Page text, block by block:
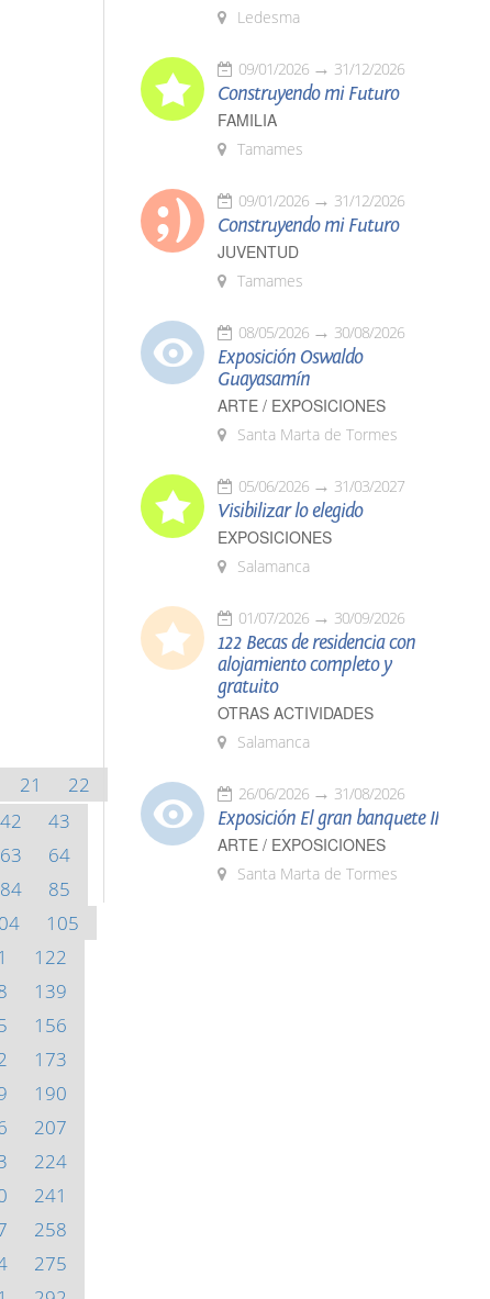
21
22
42
43
63
64
84
85
105
122
139
156
173
190
207
224
241
258
275
Ledesma
09/01/2026 31/12/2026
Construyendo mi Futuro
FAMILIA
Tamames
09/01/2026 31/12/2026
Construyendo mi Futuro
JUVENTUD
Tamames
08/05/2026 30/08/2026
Exposición Oswaldo
Guayasamín
ARTE / EXPOSICIONES
Santa Marta de Tormes
05/06/2026 31/03/2027
Visibilizar lo elegido
EXPOSICIONES
Salamanca
01/07/2026 30/09/2026
122 Becas de residencia con
alojamiento completo y
gratuito
OTRAS ACTIVIDADES
Salamanca
26/06/2026 31/08/2026
Exposición El gran banquete II
ARTE / EXPOSICIONES
Santa Marta de Tormes